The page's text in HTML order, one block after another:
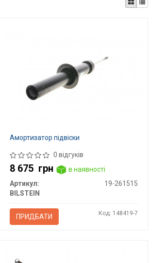
Амортизатор підвіски
0 відгуків
8 675 грн
в наявності
Артикул:
19-261515
BILSTEIN
ПРИДБАТИ Код: 148419-7